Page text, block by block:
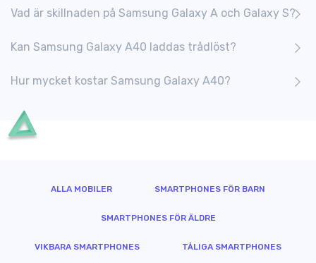
Vad är skillnaden på Samsung Galaxy A och Galaxy S?
Kan Samsung Galaxy A40 laddas trådlöst?
Hur mycket kostar Samsung Galaxy A40?
ALLA MOBILER SMARTPHONES FÖR BARN
SMARTPHONES FÖR ÄLDRE
VIKBARA SMARTPHONES TÅLIGA SMARTPHONES